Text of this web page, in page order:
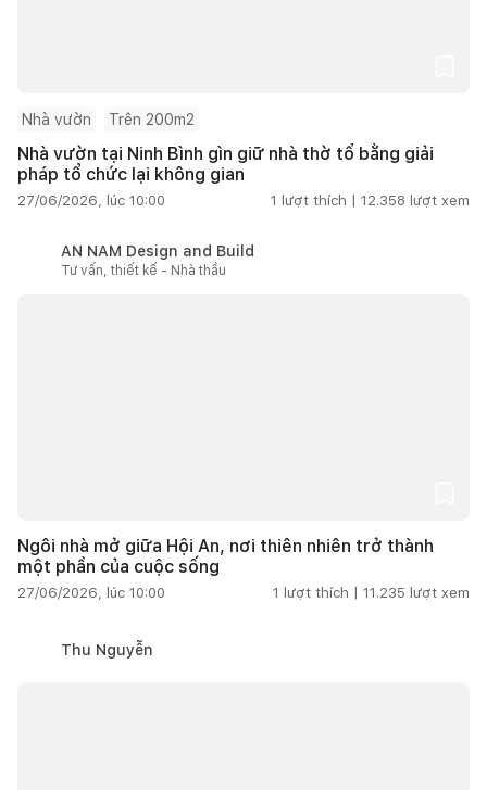
Nhà vườn Trên 200m2
Nhà vườn tại Ninh Bình gìn giữ nhà thờ tổ bằng giải
pháp tổ chức lại không gian
27/06/2026, lúc 10:00 1 lượt thích | 12.358 lượt xem
AN NAM Design and Build
Tư vấn, thiết kế - Nhà thầu
Ngôi nhà mở giữa Hội An, nơi thiên nhiên trở thành
một phần của cuộc sống
27/06/2026, lúc 10:00 1 lượt thích | 11.235 lượt xem
Thu Nguyễn